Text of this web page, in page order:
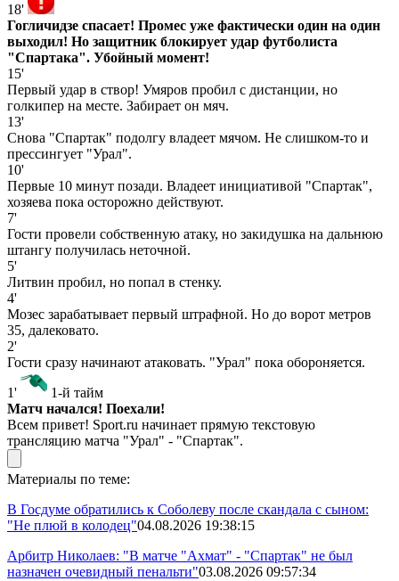
18'
Гогличидзе спасает! Промес уже фактически один на один
выходил! Но защитник блокирует удар футболиста
"Спартака". Убойный момент!
15'
Первый удар в створ! Умяров пробил с дистанции, но
голкипер на месте. Забирает он мяч.
13'
Снова "Спартак" подолгу владеет мячом. Не слишком-то и
прессингует "Урал".
10'
Первые 10 минут позади. Владеет инициативой "Спартак",
хозяева пока осторожно действуют.
7'
Гости провели собственную атаку, но закидушка на дальнюю
штангу получилась неточной.
5'
Литвин пробил, но попал в стенку.
4'
Мозес зарабатывает первый штрафной. Но до ворот метров
35, далековато.
2'
Гости сразу начинают атаковать. "Урал" пока обороняется.
1'
1-й тайм
Матч начался! Поехали!
Всем привет! Sport.ru начинает прямую текстовую
трансляцию матча "Урал" - "Спартак".
Материалы по теме:
В Госдуме обратились к Соболеву после скандала с сыном:
"Не плюй в колодец"04.08.2026 19:38:15
Арбитр Николаев: "В матче "Ахмат" - "Спартак" не был
назначен очевидный пенальти"03.08.2026 09:57:34